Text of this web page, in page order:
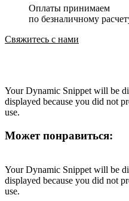
Оплаты принимаем
по безналичному
Свяжитесь с нами
Your Dynamic Snippet will be
displayed because you did not
use.
Может понравиться:
Your Dynamic Snippet will be
displayed because you did not
use.